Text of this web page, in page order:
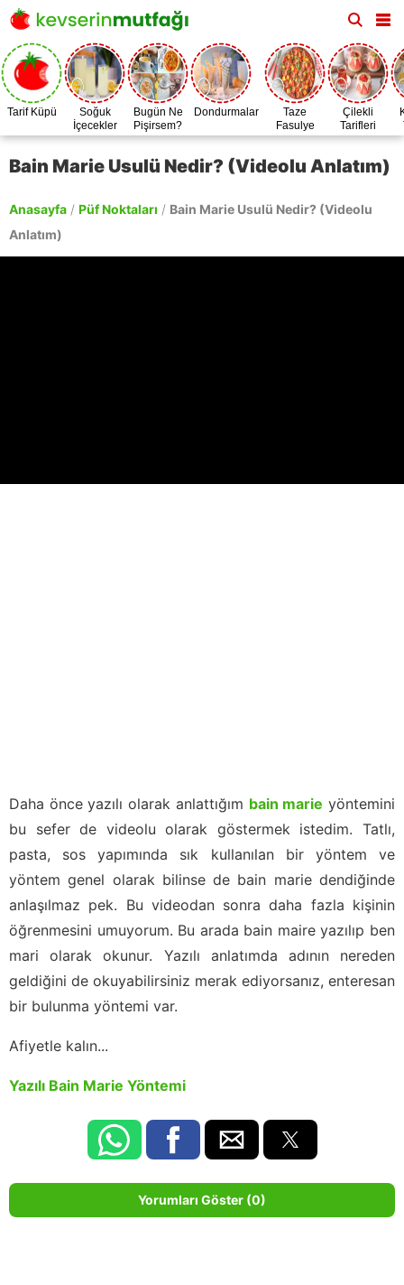
Tarif Küpü
Soğuk
İçecekler
Bugün Ne
Pişirsem?
Dondurmalar
Taze
Fasulye
Zamanı
Çilekli
Tarifleri
Bain Marie Usulü Nedir? (Videolu Anlatım)
Anasayfa / Püf Noktaları / Bain Marie Usulü Nedir? (Videolu
Anlatım)
Daha önce yazılı olarak anlattığım bain marie yöntemini
bu sefer de videolu olarak göstermek istedim. Tatlı,
pasta, sos yapımında sık kullanılan bir yöntem ve
yöntem genel olarak bilinse de bain marie dendiğinde
anlaşılmaz pek. Bu videodan sonra daha fazla kişinin
öğrenmesini umuyorum. Bu arada bain maire yazılıp ben
mari olarak okunur. Yazılı anlatımda adının nereden
geldiğini de okuyabilirsiniz merak ediyorsanız, enteresan
bir bulunma yöntemi var.
Afiyetle kalın...
Yazılı Bain Marie Yöntemi
Yorumları Göster (0)